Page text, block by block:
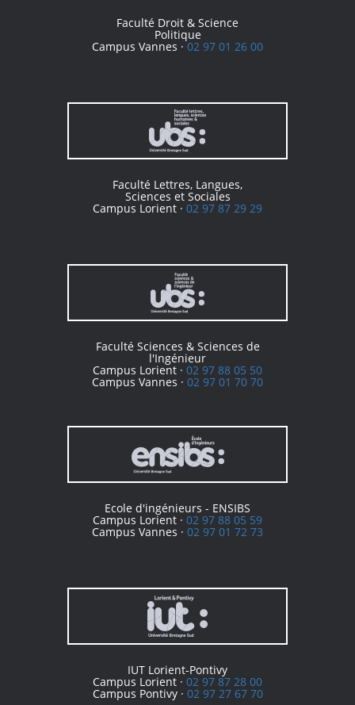
Faculté Droit & Science
Politique
Campus Vannes ·02 97 01 26 00
Faculté Lettres, Langues,
Sciences et Sociales
Campus Lorient · 02 97 87 29 29
Faculté Sciences & Sciences de
l'Ingénieur
Campus Lorient · 02 97 88 05 50
Campus Vannes · 02 97 01 70 70
Ecole d'ingénieurs - ENSIBS
Campus Lorient · 02 97 88 05 59
Campus Vannes · 02 97 01 72 73
IUT Lorient-Pontivy
Campus Lorient · 02 97 87 28 00
Campus Pontivy · 02 97 27 67 70